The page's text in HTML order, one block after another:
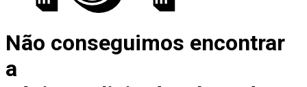
Não conseguimos encontrar
a